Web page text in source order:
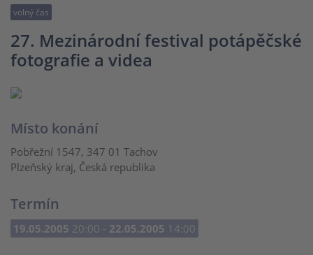
volný čas
27. Mezinárodní festival potápěčské
fotografie a videa
Místo konání
Pobřežní 1547, 347 01 Tachov
Plzeňský kraj, Česká republika
Termín
19.05.2005 20:00 - 22.05.2005 14:00